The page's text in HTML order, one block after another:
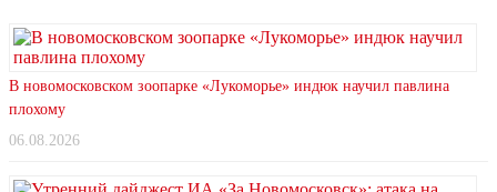
В новомосковском зоопарке «Лукоморье» индюк научил павлина
плохому
06.08.2026